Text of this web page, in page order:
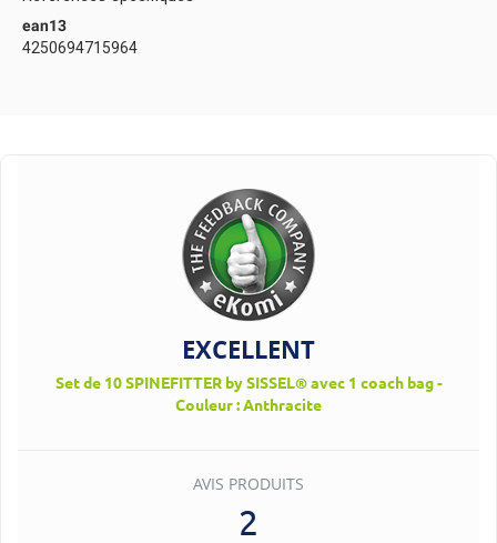
ean13
4250694715964
EXCELLENT
Set de 10 SPINEFITTER by SISSEL® avec 1 coach bag -
Couleur : Anthracite
AVIS PRODUITS
2